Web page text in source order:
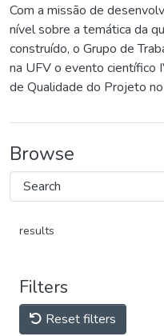
Com a missão de
nível sobre a temática da
construído, o Grupo de
na UFV o evento científico
de Qualidade do Projeto
Browse
results
Filters
Reset filters